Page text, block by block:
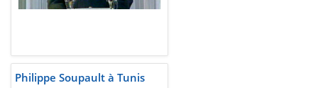
Philippe Soupault à Tunis